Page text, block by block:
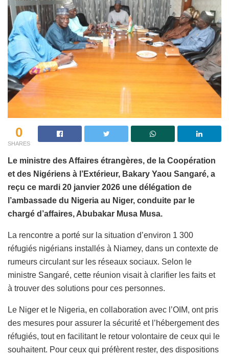
0
SHARES
Le ministre des Affaires étrangères, de la Coopération
et des Nigériens à l’Extérieur, Bakary Yaou Sangaré, a
reçu ce mardi 20 janvier 2026 une délégation de
l’ambassade du Nigeria au Niger, conduite par le
chargé d’affaires, Abubakar Musa Musa.
La rencontre a porté sur la situation d’environ 1 300
réfugiés nigérians installés à Niamey, dans un contexte de
rumeurs circulant sur les réseaux sociaux. Selon le
ministre Sangaré, cette réunion visait à clarifier les faits et
à trouver des solutions pour ces personnes.
Le Niger et le Nigeria, en collaboration avec l’OIM, ont pris
des mesures pour assurer la sécurité et l’hébergement des
réfugiés, tout en facilitant le retour volontaire de ceux qui le
souhaitent. Pour ceux qui préfèrent rester, des dispositions